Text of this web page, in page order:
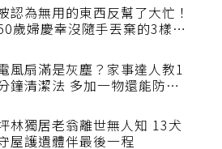
被認為無用的東西反幫了大忙！
50歲婦慶幸沒隨手丟棄的3樣物
電風扇滿是灰塵？家事達人教1
汙附著
坪林獨居老翁離世無人知 13犬